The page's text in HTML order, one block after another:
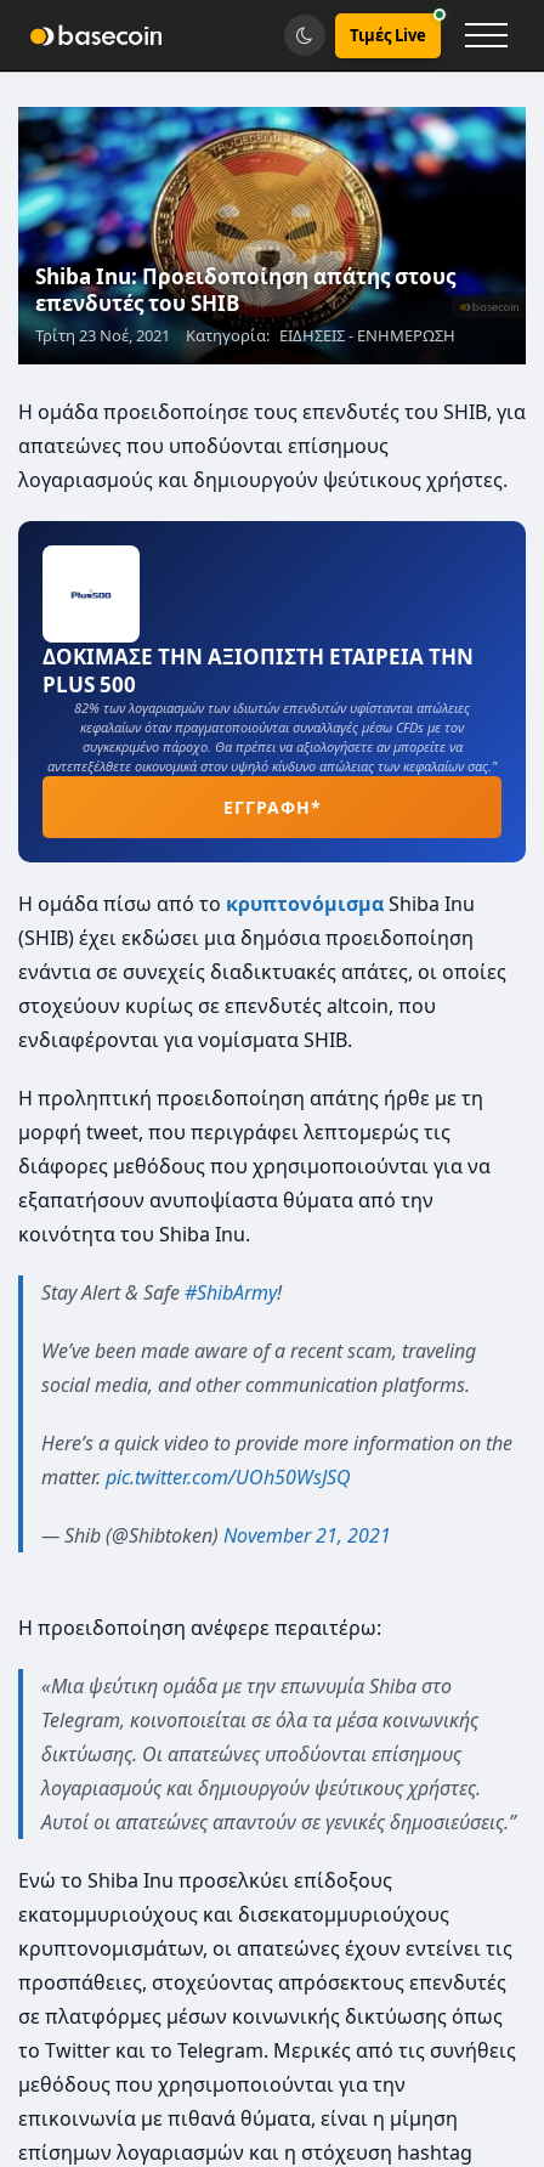
Τιμές Live
Shiba Inu: Προειδοποίηση απάτης στους
επενδυτές του SHIB
Τρίτη 23 Νοέ, 2021 Κατηγορία: ΕΙΔΗΣΕΙΣ - ΕΝΗΜΕΡΩΣΗ
Η ομάδα προειδοποίησε τους επενδυτές του SHIB, για
απατεώνες που υποδύονται επίσημους
λογαριασμούς και δημιουργούν ψεύτικους χρήστες.
ΔΟΚΙΜΑΣΕ ΤΗΝ ΑΞΙΟΠΙΣΤΗ ΕΤΑΙΡΕΙΑ ΤΗΝ
PLUS 500
82% των λογαριασμών των ιδιωτών επενδυτών υφίστανται απώλειες
κεφαλαίων όταν πραγματοποιούνται συναλλαγές μέσω CFDs με τον
συγκεκριμένο πάροχο. Θα πρέπει να αξιολογήσετε αν μπορείτε να
αντεπεξέλθετε οικονομικά στον υψηλό κίνδυνο απώλειας των κεφαλαίων σας.”
ΕΓΓΡΑΦΗ*
Η ομάδα πίσω από το κρυπτονόμισμαShiba Inu
(SHIB) έχει εκδώσει μια δημόσια προειδοποίηση
ενάντια σε συνεχείς διαδικτυακές απάτες, οι οποίες
στοχεύουν κυρίως σε επενδυτές altcoin, που
ενδιαφέρονται για νομίσματα SHIB.
Η προληπτική προειδοποίηση απάτης ήρθε με τη
μορφή tweet, που περιγράφει λεπτομερώς τις
διάφορες μεθόδους που χρησιμοποιούνται για να
εξαπατήσουν ανυποψίαστα θύματα από την
κοινότητα του Shiba Inu.
Stay Alert & Safe#ShibArmy!
We’ve been made aware of a recent scam, traveling
social media, and other communication platforms.
Here’s a quick video to provide more information on the
matter. pic.twitter.com/UOh50WsJSQ
— Shib (@Shibtoken) November 21, 2021
Η προειδοποίηση ανέφερε περαιτέρω:
«Μια ψεύτικη ομάδα με την επωνυμία Shiba στο
Telegram, κοινοποιείται σε όλα τα μέσα κοινωνικής
δικτύωσης. Οι απατεώνες υποδύονται επίσημους
λογαριασμούς και δημιουργούν ψεύτικους χρήστες.
Αυτοί οι απατεώνες απαντούν σε γενικές δημοσιεύσεις.”
Ενώ το Shiba Inu προσελκύει επίδοξους
εκατομμυριούχους και δισεκατομμυριούχους
κρυπτονομισμάτων, οι απατεώνες έχουν εντείνει τις
προσπάθειες, στοχεύοντας απρόσεκτους επενδυτές
σε πλατφόρμες μέσων κοινωνικής δικτύωσης όπως
το Twitter και το Telegram. Μερικές από τις συνήθεις
μεθόδους που χρησιμοποιούνται για την
επικοινωνία με πιθανά θύματα, είναι η μίμηση
επίσημων λογαριασμών και η στόχευση hashtag